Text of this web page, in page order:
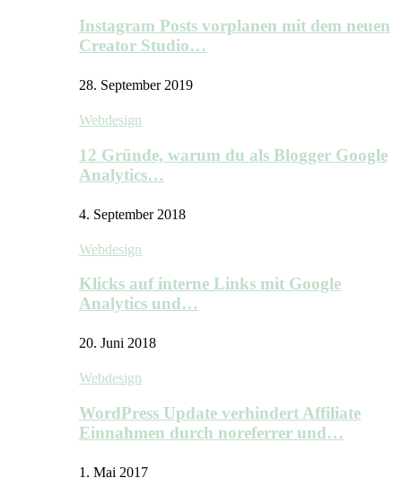
Instagram Posts vorplanen mit dem neuen
Creator Studio…
28. September 2019
Webdesign
12 Gründe, warum du als Blogger Google
Analytics…
4. September 2018
Webdesign
Klicks auf interne Links mit Google
Analytics und…
20. Juni 2018
Webdesign
WordPress Update verhindert Affiliate
Einnahmen durch noreferrer und…
1. Mai 2017